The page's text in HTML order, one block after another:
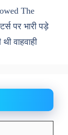
The
पर भारी पड़े
वाहवाही